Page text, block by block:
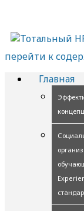
перейти к
Главная